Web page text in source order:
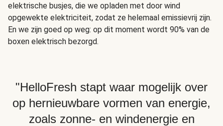
elektrische busjes, die we opladen met door wind
opgewekte elektriciteit, zodat ze helemaal emissievrij zijn.
En we zijn goed op weg: op dit moment wordt 90% van de
boxen elektrisch bezorgd.
"HelloFresh stapt waar mogelijk over
op hernieuwbare vormen van energie,
zoals zonne- en windenergie en